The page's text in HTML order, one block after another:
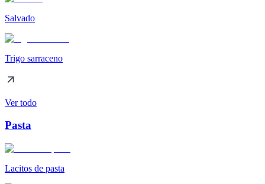
Salvado
Trigo sarraceno
Ver todo
Pasta
Lacitos de pasta